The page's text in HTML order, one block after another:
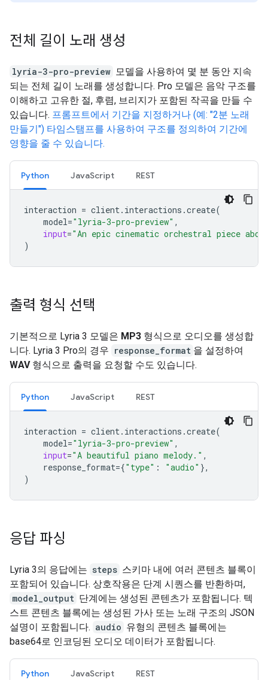
전체 길이 노래 생성
lyria-3-pro-preview 모델을 사용하여 몇 분 동안 지속
되는 전체 길이 노래를 생성합니다. Pro 모델은 음악 구조를
이해하고 고유한 절, 후렴, 브리지가 포함된 작곡을 만들 수
있습니다. 프롬프트에서 기간을 지정하거나 (예: "2분 노래
만들기") 타임스탬프를 사용하여 구조를 정의하여 기간에
영향을 줄 수 있습니다.
Python JavaScript REST
interaction = client. interactions .create(
model="lyria-3-pro-preview" ,
input="An epic cinematic orchestral piece
)
출력 형식 선택
기본적으로 Lyria 3 모델은 MP3 형식으로 오디오를 생성합
니다. Lyria 3 Pro의 경우 response_format 을 설정하여
WAV형식으로 출력을 요청할 수도 있습니다.
Python JavaScript REST
interaction = client. interactions .create(
model="lyria-3-pro-preview" ,
input="A beautiful piano melody." ,
response_format={"type" : "audio" },
)
응답 파싱
Lyria 3의 응답에는 steps 스키마 내에 여러 콘텐츠 블록이
포함되어 있습니다. 상호작용은 단계 시퀀스를 반환하며,
model_output 단계에는 생성된 콘텐츠가 포함됩니다. 텍
스트 콘텐츠 블록에는 생성된 가사 또는 노래 구조의 JSON
설명이 포함됩니다. audio 유형의 콘텐츠 블록에는
base64로 인코딩된 오디오 데이터가 포함됩니다.
Python JavaScript REST